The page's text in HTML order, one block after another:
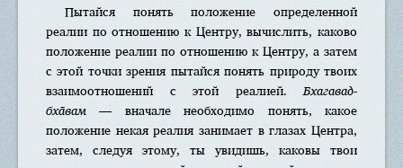
Пытайся понять положение определенной
реалии по отношению к Центру, вычислить, каково
положение реалии по отношению к Центру, а затем
с этой точки зрения пытайся понять природу твоих
взаимоотношений с этой реалией.Бхагавад-
бха̄вам — вначале необходимо понять, какое
положение некая реалия занимает в глазах Центра,
затем, следуя этому, ты увидишь, каковы твои